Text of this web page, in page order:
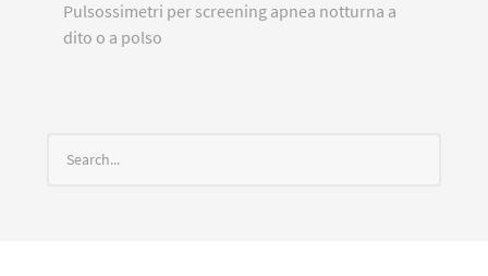
Pulsossimetri per screening apnea notturna a
dito o a polso